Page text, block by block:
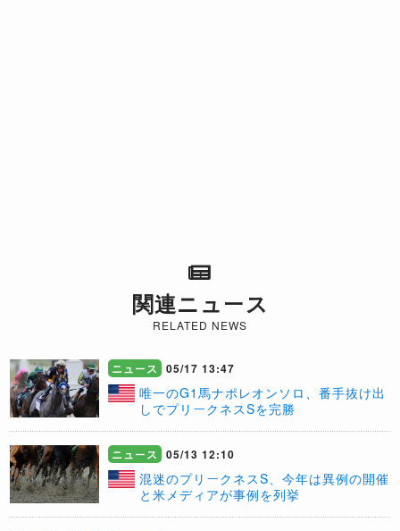
関連ニュース
RELATED NEWS
ニュース 05/17 13:47
唯一のG1馬ナポレオンソロ、番手抜け出
しでプリークネスSを完勝
ニュース 05/13 12:10
混迷のプリークネスS、今年は異例の開催
と米メディアが事例を列挙